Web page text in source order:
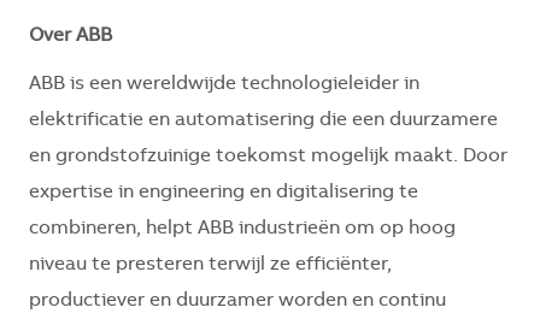
Over ABB
ABB is een wereldwijde technologieleider in
elektrificatie en automatisering die een duurzamere
en grondstofzuinige toekomst mogelijk maakt. Door
expertise in engineering en digitalisering te
combineren, helpt ABB industrieën om op hoog
niveau te presteren terwijl ze efficiënter,
productiever en duurzamer worden en continu